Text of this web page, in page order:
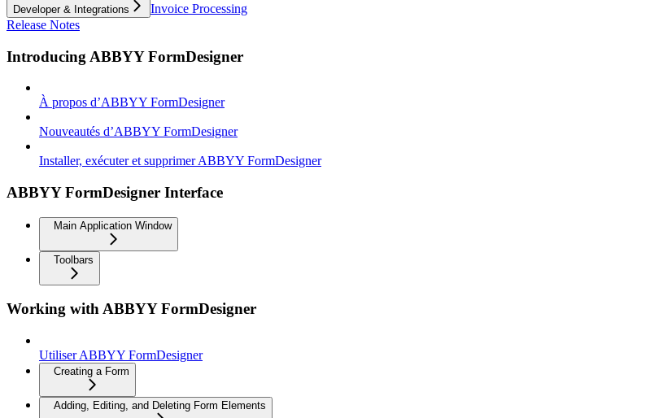
Developer & Integrations
Invoice Processing
Release Notes
Introducing ABBYY FormDesigner
À propos d’ABBYY FormDesigner
Nouveautés d’ABBYY FormDesigner
Installer, exécuter et supprimer ABBYY FormDesigner
ABBYY FormDesigner Interface
Main Application Window
Toolbars
Working with ABBYY FormDesigner
Utiliser ABBYY FormDesigner
Creating a Form
Adding, Editing, and Deleting Form Elements